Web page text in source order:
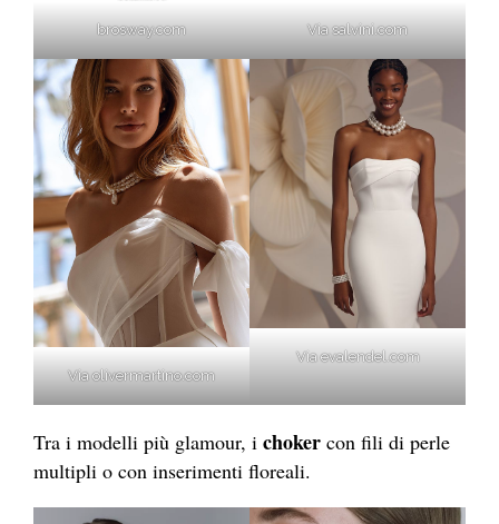
brosway.com Via salvini.com
Via olivermartino.com
Via evalendel.com
Tra i modelli più glamour, i choker con fili di perle
multipli o con inserimenti floreali.